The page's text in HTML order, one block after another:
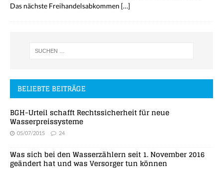
Das nächste Freihandelsabkommen […]
BELIEBTE BEITRÄGE
BGH-Urteil schafft Rechtssicherheit für neue
Wasserpreissysteme
05/07/2015 24
Was sich bei den Wasserzählern seit 1. November 2016
geändert hat und was Versorger tun können